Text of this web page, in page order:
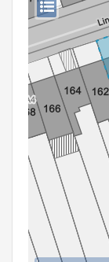
Hergebruik
Aanmelden